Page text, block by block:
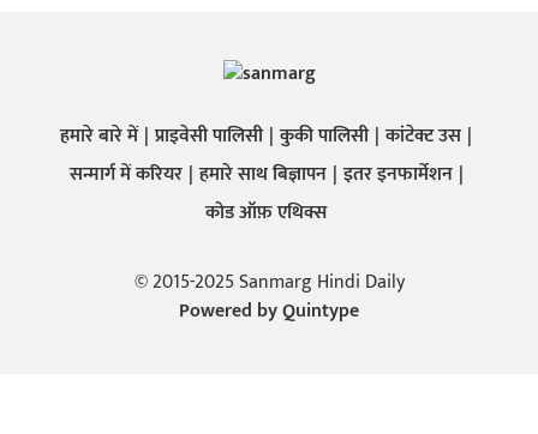
हमारे बारे में प्राइवेसी पालिसी कुकी पालिसी कांटेक्ट उस
सन्मार्ग में करियर हमारे साथ बिज्ञापन इतर इनफार्मेशन
कोड ऑफ़ एथिक्स
© 2015-2025 Sanmarg Hindi Daily
Powered byQuintype